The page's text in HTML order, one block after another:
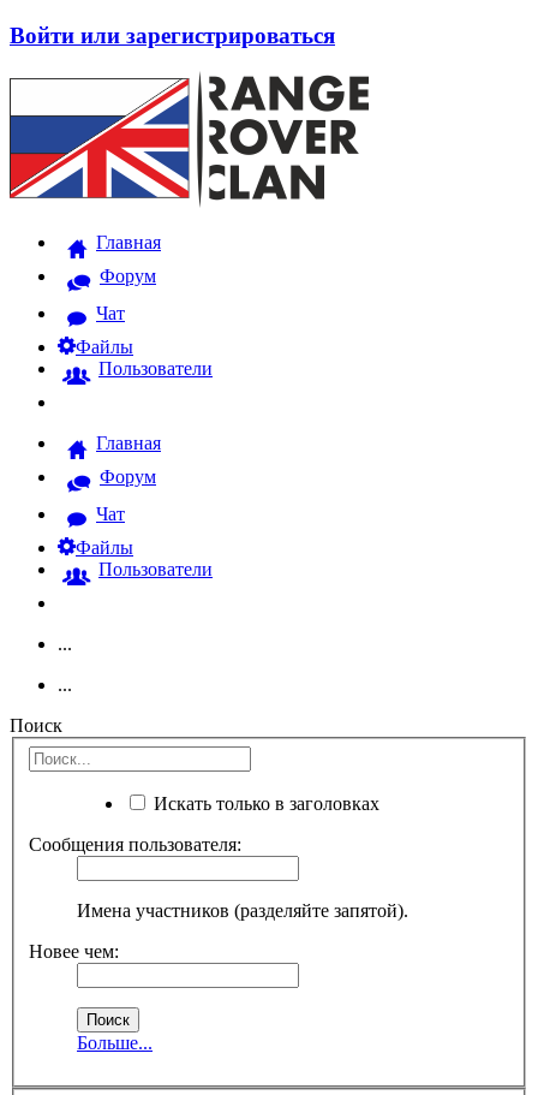
Войти или зарегистрироваться
Главная
Форум
Чат
Файлы
Пользователи
Главная
Форум
Чат
Файлы
Пользователи
...
...
Поиск
Искать только в заголовках
Сообщения пользователя:
Имена участников (разделяйте запятой).
Новее чем:
Больше...